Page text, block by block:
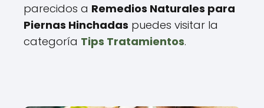
parecidos a Remedios Naturales para
Piernas Hinchadas puedes visitar la
categoría Tips Tratamientos.